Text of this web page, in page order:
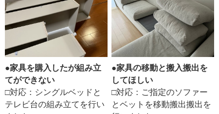
●家具を購入したが組み立
てができない
□対応：シングルベッドと
テレビ台の組み立てを行い
●家具の移動と搬入搬出を
してほしい
□対応：ご指定のソファー
とベットを移動搬出搬出を